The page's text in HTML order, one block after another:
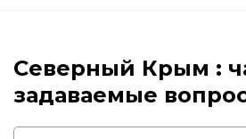
Северный Крым :
задаваемые